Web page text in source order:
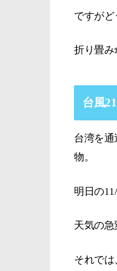
ですが
折り畳み
台風
台湾を
物。
明日の
天気の急
それで